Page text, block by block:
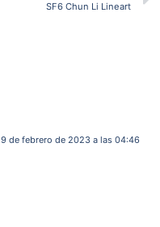
SF6 Chun Li Lineart
9 de febrero de 2023 a las 04:46